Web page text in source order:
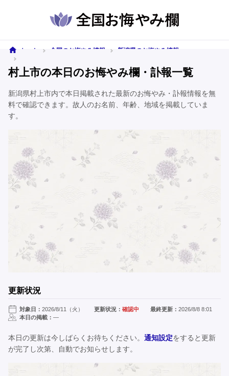
ホーム 全国のお悔やみ情報
新潟県のお悔やみ情報
村上市の本日のお悔やみ欄・訃報一覧
新潟県村上市内で本日掲載された最新のお悔やみ・訃報情報を無
料で確認できます。故人のお名前、年齢、地域を掲載していま
す。
更新状況
対象日： 2026/8/11（火） 更新状況：確認中 最終更新： 2026/8/8 8:01
本日の掲載： —
本日の更新は今しばらくお待ちください。 通知設定をすると更新
が完了し次第、自動でお知らせします。